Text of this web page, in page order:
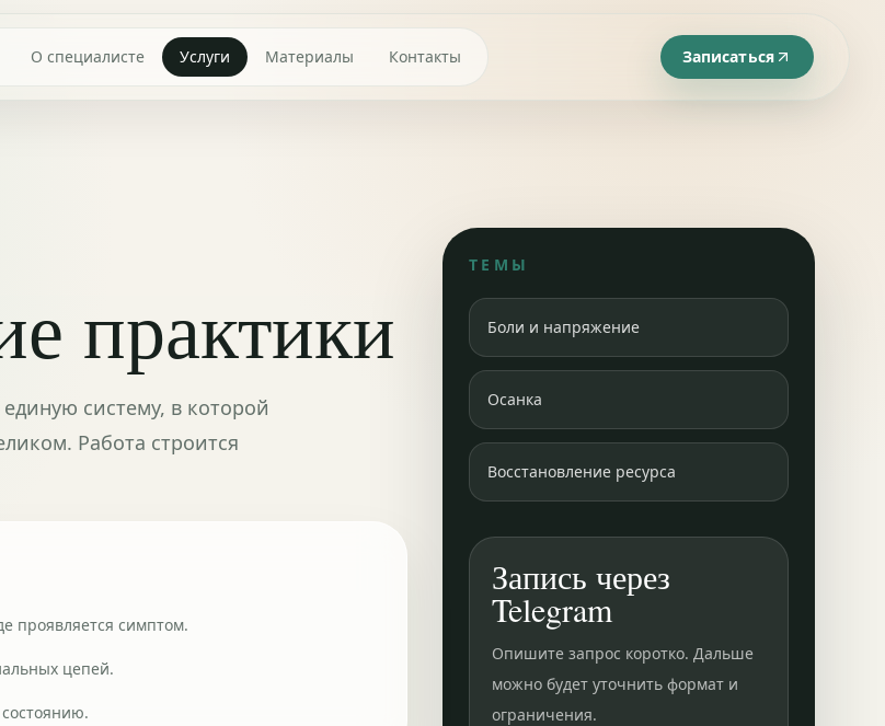
О специалисте Услуги Материалы Контакты Записаться
практики
систему, в которой
Работа строится
проявляется симптом.
цепей.
ТЕМЫ
Боли и напряжение
Осанка
Восстановление ресурса
Запись через
Telegram
Опишите запрос коротко. Дальше
можно будет уточнить формат и
ограничения.